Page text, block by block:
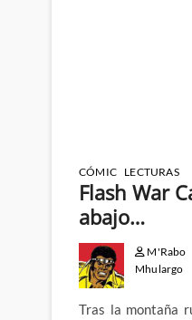
CÓMIC LECTURAS
Flash War
abajo…
M'Rabo
Mhulargo
Tras la montaña